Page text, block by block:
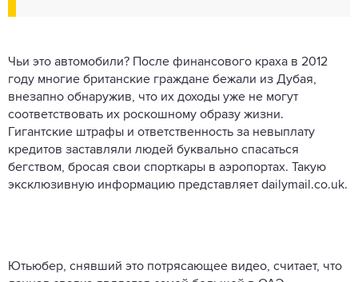
Чьи это автомобили? После финансового краха в 2012
году многие британские граждане бежали из Дубая,
внезапно обнаружив, что их доходы уже не могут
соответствовать их роскошному образу жизни.
Гигантские штрафы и ответственность за невыплату
кредитов заставляли людей буквально спасаться
бегством, бросая свои спорткары в аэропортах. Такую
эксклюзивную информацию представляет dailymail.co.uk.
Ютьюбер, снявший это потрясающее видео, считает, что